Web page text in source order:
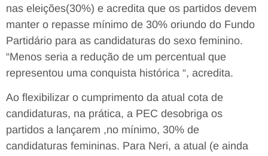
nas eleições(30%) e acredita que os partidos devem
manter o repasse mínimo de 30% oriundo do Fundo
Partidário para as candidaturas do sexo feminino.
“Menos seria a redução de um percentual que
representou uma conquista histórica “, acredita.
Ao flexibilizar o cumprimento da atual cota de
candidaturas, na prática, a PEC desobriga os
partidos a lançarem ,no mínimo, 30% de
candidaturas femininas. Para Neri, a atual (e ainda